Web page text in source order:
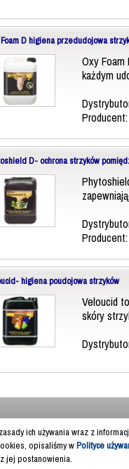
D higiena przedudojowa
Oxy
każdym
D- ochrona strzyków
higiena poudojowa strzyków
Veloucid
skóry
ich używania wraz z
opisaliśmy wPolityce
jej postanowienia.